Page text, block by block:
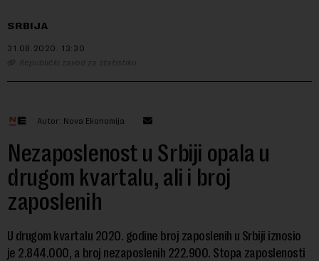
SRBIJA
31.08.2020. 13:30
Republički zavod za statistiku
Autor: Nova Ekonomija
Nezaposlenost u Srbiji opala u
drugom kvartalu, ali i broj
zaposlenih
U drugom kvartalu 2020. godine broj zaposlenih u Srbiji iznosio
je 2.844.000, a broj nezaposlenih 222.900. Stopa zaposlenosti